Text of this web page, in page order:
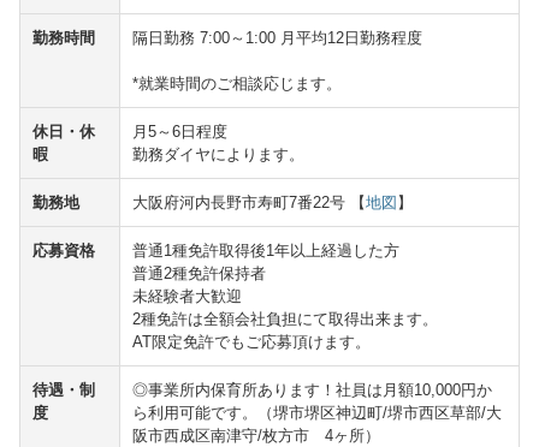
勤務時間 隔日勤務 7:00～1:00 月平均12日勤務程度
*就業時間のご相談応じます。
休日・休
暇
月5～6日程度
勤務ダイヤによります。
勤務地 大阪府河内長野市寿町7番22号 【地図】
応募資格
普通1種免許取得後1年以上経過した方
普通2種免許保持者
未経験者大歓迎
2種免許は全額会社負担にて取得出来ます。
AT限定免許でもご応募頂けます。
待遇・制
度
◎事業所内保育所あります！社員は月額10,000円か
ら利用可能です。（堺市堺区神辺町/堺市西区草部/大
阪市西成区南津守/枚方市 4ヶ所）